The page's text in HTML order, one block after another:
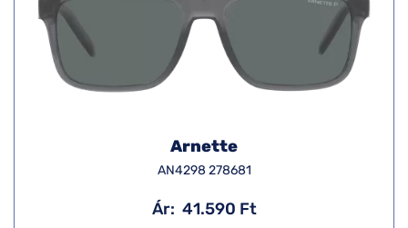
Arnette
AN4298 278681
Ár: 41.590 Ft